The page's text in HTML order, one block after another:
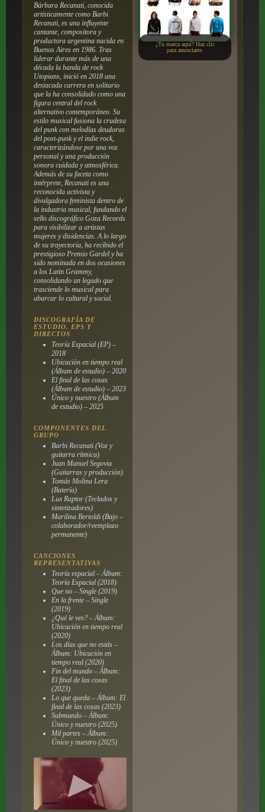
Bárbara Recanati, conocida
artísticamente como Barbi
Recanati, es una influyente
cantante, compositora y
productora argentina nacida en
Buenos Aires en 1986. Tras
liderar durante más de una
década la banda de rock
Utopians, inició en 2018 una
destacada carrera en solitario
que la ha consolidado como una
figura central del rock
alternativo contemporáneo. Su
estilo musical fusiona la crudeza
del punk con melodías deudoras
del post-punk y el indie rock,
caracterizándose por una voz
personal y una producción
sonora cuidada y atmosférica.
Además de su faceta como
intérprete, Recanati es una
reconocida activista y
divulgadora feminista dentro de
la industria musical, fundando el
sello discográfico Goza Records
para visibilizar a artistas
mujeres y disidencias. A lo largo
de su trayectoria, ha recibido el
prestigioso Premio Gardel y ha
sido nominada en dos ocasiones
a los Latin Grammy,
consolidando un legado que
trasciende lo musical para
abarcar lo cultural y social.
DISCOGRAFÍA DE
ESTUDIO, EPS Y
DIRECTOS
Teoría Espacial (EP) –
2018
Ubicación en tiempo real
(Álbum de estudio) – 2020
El final de las cosas
(Álbum de estudio) – 2023
Único y nuestro (Álbum
de estudio) – 2025
COMPONENTES DEL
GRUPO
Barbi Recanati (Voz y
guitarra rítmica)
Juan Manuel Segovia
(Guitarras y producción)
Tomás Molina Lera
(Batería)
Lux Raptor (Teclados y
sintetizadores)
Marilina Bertoldi (Bajo –
colaborador/reemplazo
permanente)
CANCIONES
REPRESENTATIVAS
Teoría espacial – Álbum:
Teoría Espacial (2018)
Que no – Single (2019)
En la frente – Single
(2019)
¿Qué le ves? – Álbum:
Ubicación en tiempo real
(2020)
Los días que no estás –
Álbum: Ubicación en
tiempo real (2020)
Fin del mundo – Álbum:
El final de las cosas
(2023)
Lo que queda – Álbum: El
final de las cosas (2023)
Submundo – Álbum:
Único y nuestro (2025)
Mil partes – Álbum:
Único y nuestro (2025)
¿Tu marca aquí? Haz clic
para anunciarte.